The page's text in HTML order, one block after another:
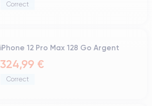
Correct
iPhone 12 Pro Max 128 Go Argent
324,99 €
Correct